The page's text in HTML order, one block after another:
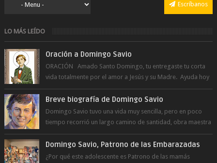
Escríbanos
LO MÁS LEÍDO
Oración a Domingo Savio
ORACIÓN Amado Santo Domingo, tu entregaste tu corta
vida totalmente por el amor a Jesús y su Madre. Ayuda hoy
a la juventud para ...
Breve biografía de Domingo Savio
Domingo Savio tuvo una vida muy sencilla, pero en poco
tiempo recorrió un largo camino de santidad, obra maestra
del Espíritu Santo y fr...
Domingo Savio, Patrono de las Embarazadas
¿Por qué este adolescente es Patrono de las mamás